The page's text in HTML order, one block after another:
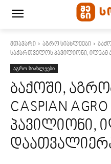
მთავარი აგრო სიახლეები
საქართველოს პავილიონი, ილჰამ
აგრო სიახლეები
ბაქოში,
CASPIAN
პავილიონი,